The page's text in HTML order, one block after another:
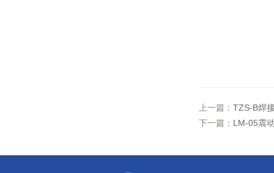
上一篇： TZS-B焊
下一篇： LM-05震